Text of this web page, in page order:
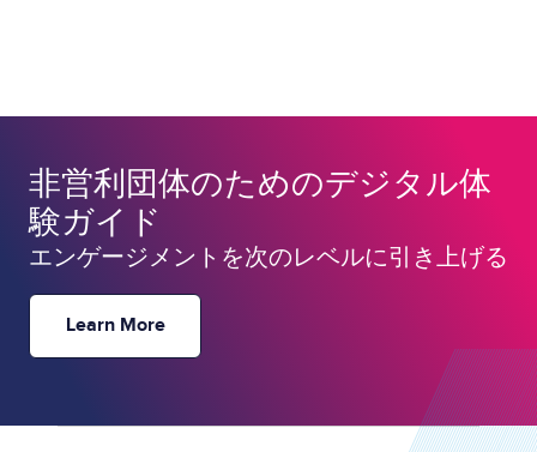
非営利団体のためのデジタル体
験ガイド
エンゲージメントを次のレベルに引き上げる
Learn More